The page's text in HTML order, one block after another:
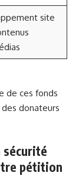
site
de ces fonds
donateurs
sécurité
pétition